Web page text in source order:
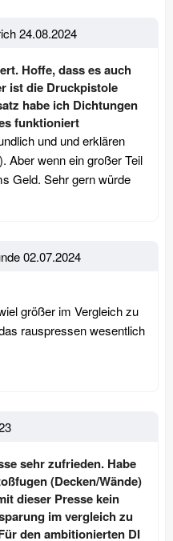
24.08.2024
Hoffe, dass es auch
ist die Druckpistole
habe ich Dichtungen
funktioniert
und und erklären
Aber wenn ein großer Teil
Geld. Sehr gern würde
02.07.2024
größer im Vergleich zu
rauspressen wesentlich
sehr zufrieden. Habe
(Decken/Wände)
dieser Presse kein
im vergleich zu
den ambitionierten DI